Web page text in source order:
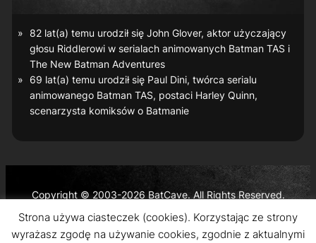
82 lat(a) temu urodził się John Glover, aktor użyczający
głosu Riddlerowi w serialach animowanych Batman TAS i
The New Batman Adventures
69 lat(a) temu urodził się Paul Dini, twórca serialu
animowanego Batman TAS, postaci Harley Quinn,
scenarzysta komiksów o Batmanie
Copyright © 2003-2026 BatCave. All Rights Reserved.
Batman and all related characters and elements are the
trademarks of © DC Comics and Warner Bros. Entertainment
Strona używa ciasteczek (cookies). Korzystając ze strony
wyrażasz zgodę na używanie cookies, zgodnie z aktualnymi